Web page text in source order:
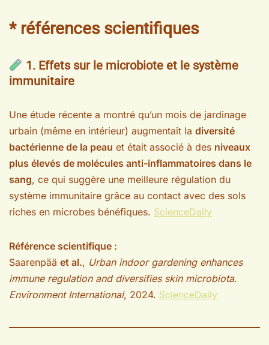
* références scientifiques
1. Effets sur le microbiote et le système
immunitaire
Une étude récente a montré qu’un mois de jardinage
urbain (même en intérieur) augmentait la diversité
bactérienne de la peau et était associé à des niveaux
plus élevés de molécules anti-inflammatoires dans le
sang, ce qui suggère une meilleure régulation du
système immunitaire grâce au contact avec des sols
riches en microbes bénéfiques. ScienceDaily
Référence scientifique :
Saarenpää et al., Urban indoor gardening enhances
immune regulation and diversifies skin microbiota.
Environment International, 2024. ScienceDaily